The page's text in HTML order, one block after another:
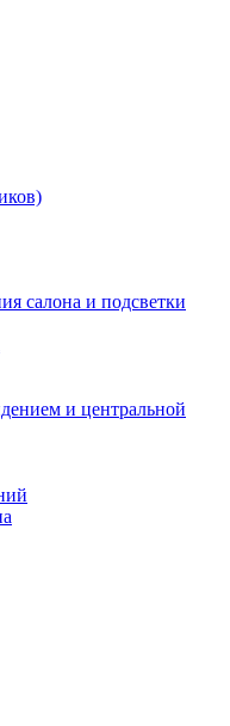
салона и подсветки
и центральной